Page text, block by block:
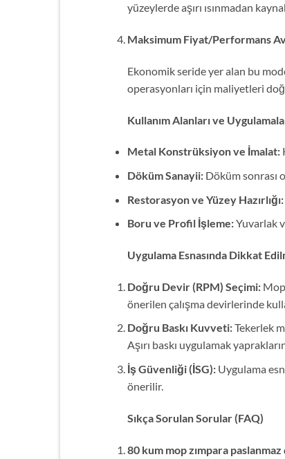
yüzeylerde aşırı ısınmadan
Maksimum Fiyat/Performans
Ekonomik seride yer alan bu
operasyonları için maliyetleri
Kullanım Alanları ve
Metal Konstrüksiyon ve İmalat:
Döküm Sanayii:Döküm sonrası
Restorasyon ve Yüzey Hazırlığı:
Boru ve Profil İşleme:Yuvarlak
Uygulama Esnasında Dikkat
Doğru Devir (RPM) Seçimi:Mop
önerilen çalışma devirlerinde
Doğru Baskı Kuvveti:Tekerlek
Aşırı baskı uygulamak
İş Güvenliği (İSG):Uygulama
önerilir.
Sıkça Sorulan Sorular (FAQ)
80 kum mop zımpara